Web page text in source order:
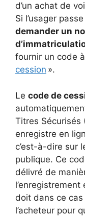
d’un achat de
Si l’usager
demander un
fournir un code
cession ».
Le code de
Titres Sécurisés
enregistre en
c’est-à-dire sur
publique. Ce
délivré de
l’enregistrement
doit dans ce cas
l’acheteur pour